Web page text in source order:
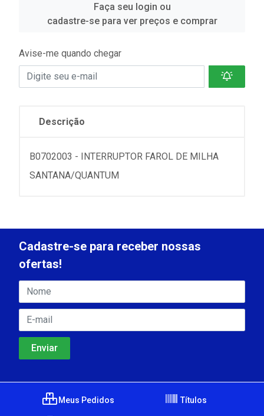
Faça seu login ou
cadastre-se para ver preços e comprar
Avise-me quando chegar
Descrição
B0702003 - INTERRUPTOR FAROL DE MILHA
SANTANA/QUANTUM
Cadastre-se para receber nossas
ofertas!
Meus Pedidos Títulos